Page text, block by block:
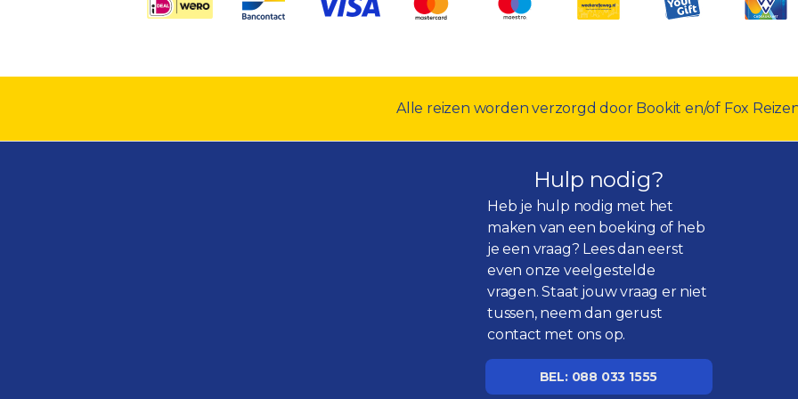
Alle reizen worden verzorgd door Bookit en/of Fox
Hulp nodig?
Heb je hulp nodig met het
maken van een boeking of heb
je een vraag? Lees dan eerst
even onzeveelgestelde
vragen. Staat jouw vraag er niet
tussen, neem dan gerust
contact met ons op.
BEL: 088 033 1555